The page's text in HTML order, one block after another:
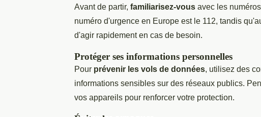
Avant de partir, familiarisez-vous avec les
numéro d'urgence en Europe est le 112, tandis
d'agir rapidement en cas de besoin.
Protéger ses informations personnelles
Pour prévenir les vols de données, utilisez des
informations sensibles sur des réseaux publics.
vos appareils pour renforcer votre protection.